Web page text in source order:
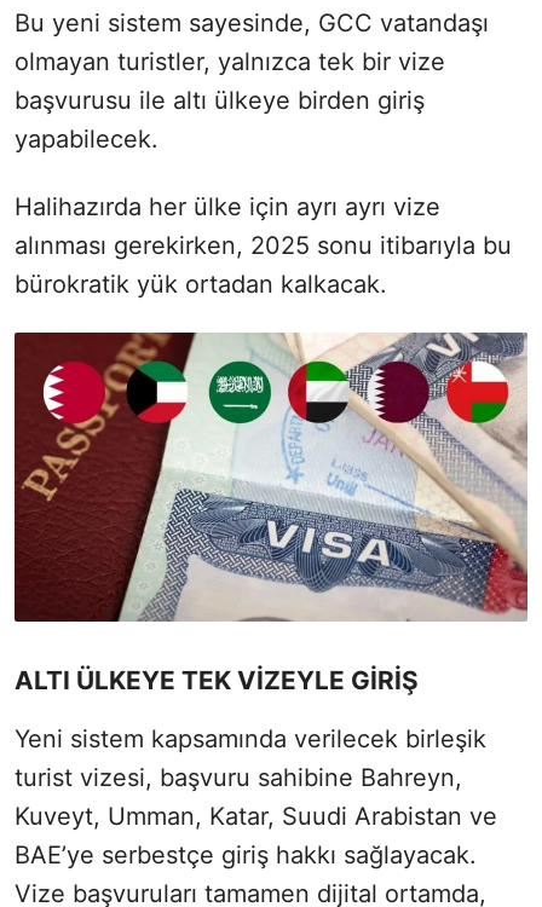
Bu yeni sistem sayesinde, GCC vatandaşı
olmayan turistler, yalnızca tek bir vize
başvurusu ile altı ülkeye birden giriş
yapabilecek.
Halihazırda her ülke için ayrı ayrı vize
alınması gerekirken, 2025 sonu itibarıyla bu
bürokratik yük ortadan kalkacak.
ALTI ÜLKEYE TEK VİZEYLE GİRİŞ
Yeni sistem kapsamında verilecek birleşik
turist vizesi, başvuru sahibine Bahreyn,
Kuveyt, Umman, Katar, Suudi Arabistan ve
BAE’ye serbestçe giriş hakkı sağlayacak.
Vize başvuruları tamamen dijital ortamda,